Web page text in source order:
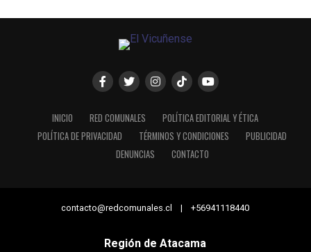
INICIO RED COMUNALES
POLÍTICA EDITORIAL Y ÉTICA
POLÍTICA DE PRIVACIDAD
TÉRMINOS Y CONDICIONES
PUBLICIDAD
DENUNCIAS
CONTACTO
contacto@redcomunales.cl | +56941118440
Región de Atacama